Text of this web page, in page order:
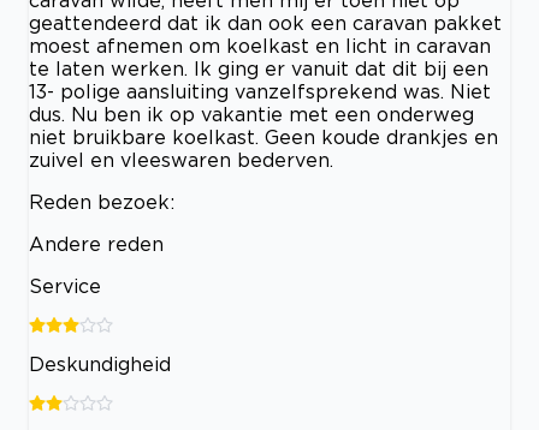
geattendeerd dat ik dan ook een caravan pakket
moest afnemen om koelkast en licht in caravan
te laten werken. Ik ging er vanuit dat dit bij een
13- polige aansluiting vanzelfsprekend was. Niet
dus. Nu ben ik op vakantie met een onderweg
niet bruikbare koelkast. Geen koude drankjes en
zuivel en vleeswaren bederven.
Reden bezoek:
Andere reden
Service
Deskundigheid